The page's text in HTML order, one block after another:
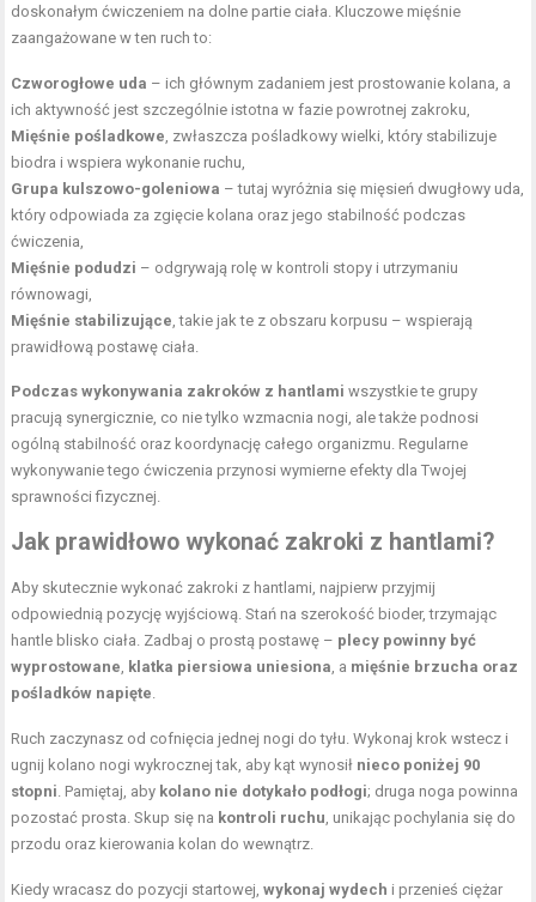
doskonałym ćwiczeniem na dolne partie ciała. Kluczowe mięśnie
zaangażowane w ten ruch to:
Czworogłowe uda – ich głównym zadaniem jest prostowanie kolana, a
ich aktywność jest szczególnie istotna w fazie powrotnej zakroku,
Mięśnie pośladkowe , zwłaszcza pośladkowy wielki, który stabilizuje
biodra i wspiera wykonanie ruchu,
Grupa kulszowo-goleniowa – tutaj wyróżnia się mięsień dwugłowy uda,
który odpowiada za zgięcie kolana oraz jego stabilność podczas
ćwiczenia,
Mięśnie podudzi – odgrywają rolę w kontroli stopy i utrzymaniu
równowagi,
Mięśnie stabilizujące , takie jak te z obszaru korpusu – wspierają
prawidłową postawę ciała.
Podczas wykonywania zakroków z hantlami wszystkie te grupy
pracują synergicznie, co nie tylko wzmacnia nogi, ale także podnosi
ogólną stabilność oraz koordynację całego organizmu. Regularne
wykonywanie tego ćwiczenia przynosi wymierne efekty dla Twojej
sprawności fizycznej.
Jak prawidłowo wykonać zakroki z hantlami?
Aby skutecznie wykonać zakroki z hantlami, najpierw przyjmij
odpowiednią pozycję wyjściową. Stań na szerokość bioder, trzymając
hantle blisko ciała. Zadbaj o prostą postawę – plecy powinny być
wyprostowane
klatka piersiowa uniesiona , a mięśnie brzucha oraz
pośladków napięte
Ruch zaczynasz od cofnięcia jednej nogi do tyłu. Wykonaj krok wstecz i
ugnij kolano nogi wykrocznej tak, aby kąt wynosił nieco poniżej 90
stopni . Pamiętaj, aby kolano nie dotykało podłogi; druga noga powinna
pozostać prosta. Skup się na kontroli ruchu , unikając pochylania się do
przodu oraz kierowania kolan do wewnątrz.
Kiedy wracasz do pozycji startowej,wykonaj wydech i przenieś ciężar